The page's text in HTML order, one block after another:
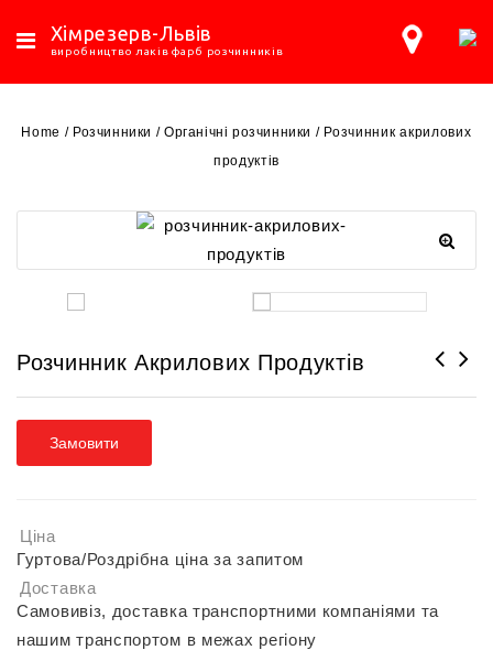
Хімрезерв-Львів
виробництво лаків фарб розчинників
Home / Розчинники /Органічні розчинники / Розчинник акрилових
продуктів
Розчинник Акрилових Продуктів
Замовити
Ціна
Гуртова/Роздрібна ціна за запитом
Доставка
Самовивіз, доставка транспортними компаніями та
нашим транспортом в межах регіону